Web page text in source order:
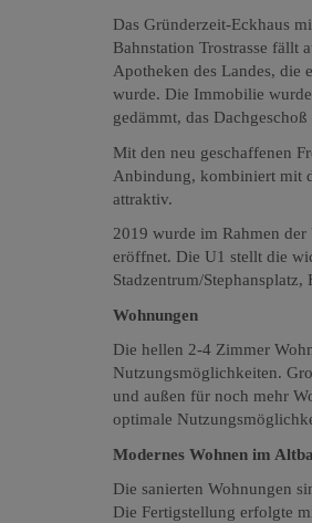
Das Gründerzeit-Eckhaus
Bahnstation Trostrasse fällt
Apotheken des Landes, die
wurde. Die Immobilie
gedämmt, das
Mit den neu geschaffenen
Anbindung, kombiniert mit
attraktiv.
2019 wurde im Rahmen der
eröffnet. Die U1 stellt die
Stadzentrum/
Wohnungen
Die hellen 2-4 Zimmer
Nutzungsmöglichkeiten.
und außen für noch mehr
optimale
Modernes Wohnen im
Die sanierten Wohnungen
Die Fertigstellung erfolgte